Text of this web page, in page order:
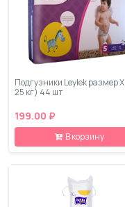
Подгузники Leylеk размер
25 кг) 44 шт
199.00 ₽
В корзину